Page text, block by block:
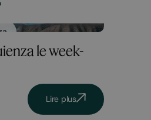
le week-
Lire plus